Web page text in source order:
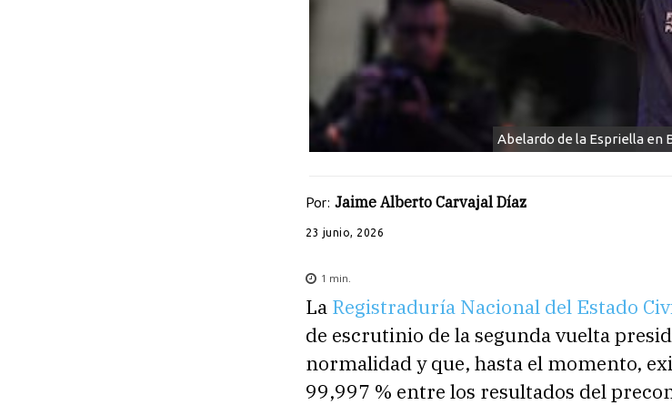
Abelardo de la Espriella en
Por: Jaime Alberto Carvajal Díaz
23 junio, 2026
1 min.
La Registraduría Nacional del Estado
de escrutinio de la segunda vuelta
normalidad y que, hasta el momento,
99,997 % entre los resultados del